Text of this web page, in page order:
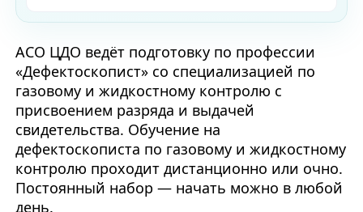
АСО ЦДО ведёт подготовку по профессии
«Дефектоскопист» со специализацией по
газовому и жидкостному контролю с
присвоением разряда и выдачей
свидетельства. Обучение на
дефектоскописта по газовому и жидкостному
контролю проходит дистанционно или очно.
Постоянный набор — начать можно в любой
день.